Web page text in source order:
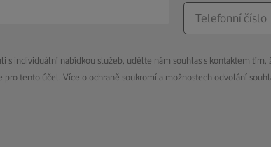
s individuální nabídkou služeb, udělte nám souhlas s kontaktem
pro tento účel. Více o ochraně soukromí a možnostech odvolání